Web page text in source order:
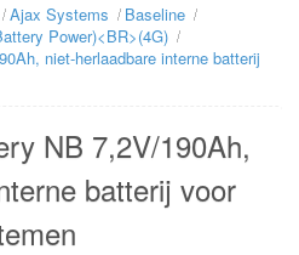
Ajax Systems
Baseline
Power)<BR>(4G)
niet-herlaadbare interne batterij
NB 7,2V/190Ah,
batterij voor